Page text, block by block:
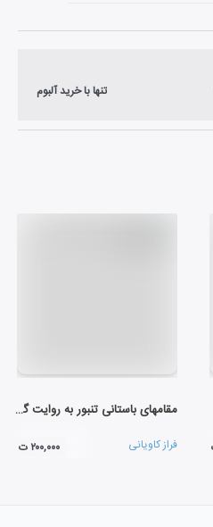
تنها با خرید آلبوم
مقامهای باستانی تنبور به روایت گوران
فراز کاویانی ۲۰۰,۰۰۰ ت